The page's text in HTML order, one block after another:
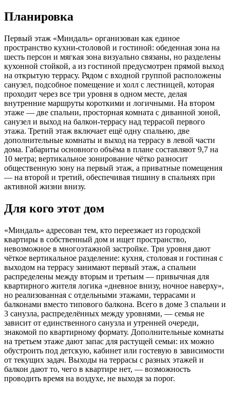
Планировка
Первый этаж «Миндаль» организован как единое
пространство кухни-столовой и гостиной: обеденная зона на
шесть персон и мягкая зона визуально связаны, но разделены
кухонной стойкой, а из гостиной предусмотрен прямой выход
на открытую террасу. Рядом с входной группой расположены
санузел, подсобное помещение и холл с лестницей, которая
проходит через все три уровня в одном месте, делая
внутренние маршруты короткими и логичными. На втором
этаже — две спальни, просторная комната с диванной зоной,
санузел и выход на балкон-террасу над террасой первого
этажа. Третий этаж включает ещё одну спальню, две
дополнительные комнаты и выход на террасу в левой части
дома. Габариты основного объёма в плане составляют 9,7 на
10 метра; вертикальное зонирование чётко разносит
общественную зону на первый этаж, а приватные помещения
— на второй и третий, обеспечивая тишину в спальнях при
активной жизни внизу.
Для кого этот дом
«Миндаль» адресован тем, кто переезжает из городской
квартиры в собственный дом и ищет пространство,
невозможное в многоэтажной застройке. Три уровня дают
чёткое вертикальное разделение: кухня, столовая и гостиная с
выходом на террасу занимают первый этаж, а спальни
распределены между вторым и третьим — привычная для
квартирного жителя логика «дневное внизу, ночное наверху»,
но реализованная с отдельными этажами, террасами и
балконами вместо типового балкона. Всего в доме 3 спальни и
3 санузла, распределённых между уровнями, — семья не
зависит от единственного санузла и утренней очереди,
знакомой по квартирному формату. Дополнительные комнаты
на третьем этаже дают запас для растущей семьи: их можно
обустроить под детскую, кабинет или гостевую в зависимости
от текущих задач. Выходы на террасы с разных этажей и
балкон дают то, чего в квартире нет, — возможность
проводить время на воздухе, не выходя за порог.